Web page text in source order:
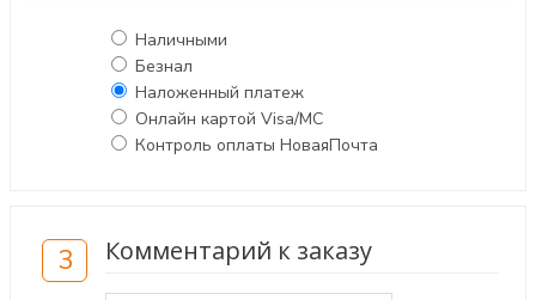
Наличными
Безнал
Наложенный платеж
Онлайн картой Visa/MC
Контроль оплаты НоваяПочта
3 Комментарий к заказу